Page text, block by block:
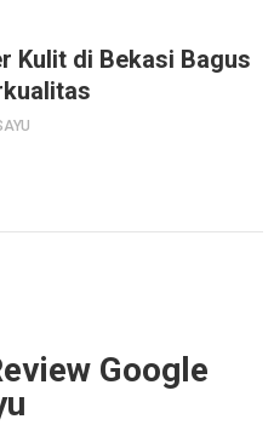
Kulit di Bekasi Bagus
Google